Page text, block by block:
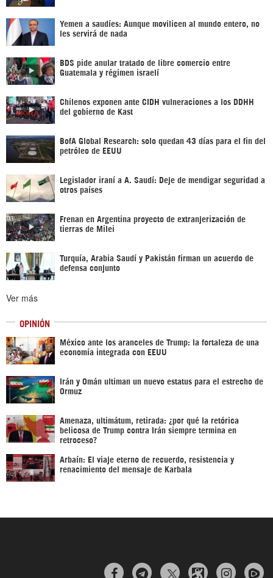
Yemen a saudíes: Aunque movilicen al mundo entero, no
les servirá de nada
BDS pide anular tratado de libre comercio entre
Guatemala y régimen israelí
Chilenos exponen ante CIDH vulneraciones a los DDHH
del gobierno de Kast
BofA Global Research: solo quedan 43 días para el fin del
petróleo de EEUU
Legislador iraní a A. Saudí: Deje de mendigar seguridad a
otros países
Frenan en Argentina proyecto de extranjerización de
tierras de Milei
Turquía, Arabia Saudí y Pakistán firman un acuerdo de
defensa conjunto
Ver más
OPINIÓN
México ante los aranceles de Trump: la fortaleza de una
economía integrada con EEUU
Irán y Omán ultiman un nuevo estatus para el estrecho de
Ormuz
Amenaza, ultimátum, retirada: ¿por qué la retórica
belicosa de Trump contra Irán siempre termina en
retroceso?
Arbaín: El viaje eterno de recuerdo, resistencia y
renacimiento del mensaje de Karbala
  